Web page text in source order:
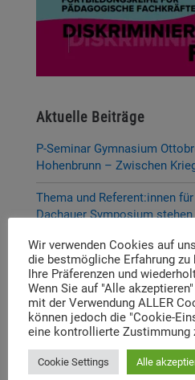
Aktuelle Beiträge
P-Seminar Gymnasium
Hohenbrunn – Zwischen
Thema und Referent:innen
Dachauer Symposium
Neue Stelleausschreibung
Digitale Neuerscheinung:
Lernplattform „Memory
Call for Applications:
Erinnern. Forschen. Vermitteln.
Wir verwenden Cookies auf
die bestmögliche Erfahrung
Ihre Präferenzen und
Wenn Sie auf "Alle
mit der Verwendung ALLER
können jedoch die "Cookie-
eine kontrollierte Zustimmung
Cookie Settings Alle